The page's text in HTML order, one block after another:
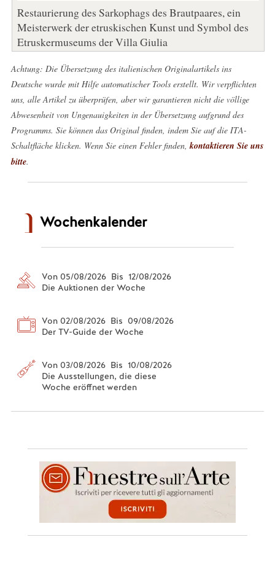
Restaurierung des Sarkophags des Brautpaares, ein
Meisterwerk der etruskischen Kunst und Symbol des
Etruskermuseums der Villa Giulia
Achtung: Die Übersetzung des italienischen Originalartikels ins
Deutsche wurde mit Hilfe automatischer Tools erstellt. Wir verpflichten
uns, alle Artikel zu überprüfen, aber wir garantieren nicht die völlige
Abwesenheit von Ungenauigkeiten in der Übersetzung aufgrund des
Programms. Sie können das Original finden, indem Sie auf die ITA-
Schaltfläche klicken. Wenn Sie einen Fehler finden, kontaktieren Sie uns
bitte.
Wochenkalender
Von 05/08/2026 Bis 12/08/2026
Die Auktionen der Woche
Von 02/08/2026 Bis 09/08/2026
Der TV-Guide der Woche
Von 03/08/2026 Bis 10/08/2026
Die Ausstellungen, die diese
Woche eröffnet werden